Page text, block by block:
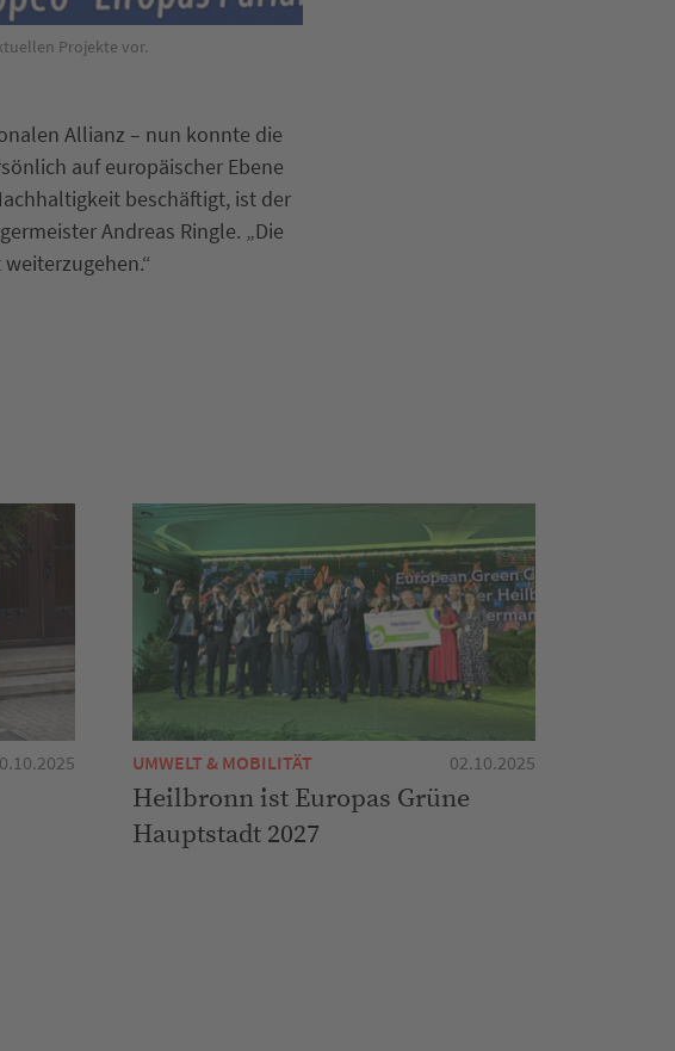
Projekte vor.
Allianz – nun konnte die
auf europäischer Ebene
beschäftigt, ist der
Andreas Ringle. „Die
UMWELT & MOBILITÄT 02.10.2025
Heilbronn ist Europas Grüne
Hauptstadt 2027